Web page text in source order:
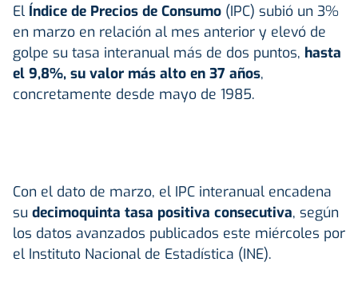
El Índice de Precios de Consumo (IPC) subió un 3%
en marzo en relación al mes anterior y elevó de
golpe su tasa interanual más de dos puntos, hasta
el 9,8%, su valor más alto en 37 años,
concretamente desde mayo de 1985.
Con el dato de marzo, el IPC interanual encadena
su decimoquinta tasa positiva consecutiva, según
los datos avanzados publicados este miércoles por
el Instituto Nacional de Estadística (INE).